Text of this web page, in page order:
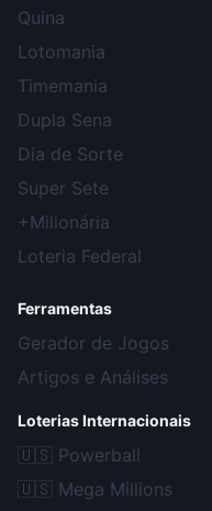
Quina
Lotomania
Timemania
Dupla Sena
Dia de Sorte
Super Sete
+Milionária
Loteria Federal
Ferramentas
Gerador de Jogos
Artigos e Análises
Loterias Internacionais
🇺🇸 Powerball
🇺🇸 Mega Millions